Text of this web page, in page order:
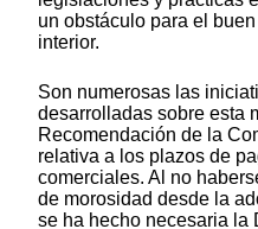
un obstáculo para el
interior.
Son numerosas las
desarrolladas sobre esta
Recomendación de la
relativa a los plazos de
comerciales. Al no
de morosidad desde la
se ha hecho necesaria la